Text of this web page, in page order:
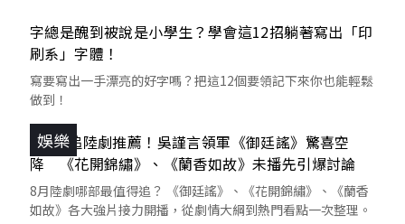
字總是醜到被說是小學生？學會這12招躺著寫出「印
刷系」字體！
寫要寫出一手漂亮的好字嗎？把這12個要領記下來你也能輕鬆
做到！
娛樂
8月必追陸劇推薦！吳謹言領軍《御廷謠》驚喜空
降 《花開錦繡》、《蘭香如故》未播先引爆討論
8月陸劇哪部最值得追？ 《御廷謠》、《花開錦繡》、《蘭香
如故》各大強片接力開播，從劇情大綱到熱門看點一次整理。